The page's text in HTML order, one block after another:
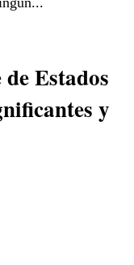
Estados
y